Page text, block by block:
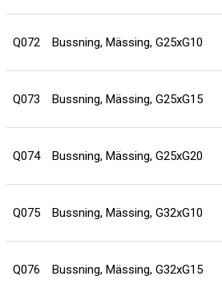
Q072 Bussning, Mässing, G25xG10
Q073 Bussning, Mässing, G25xG15
Q074 Bussning, Mässing, G25xG20
Q075 Bussning, Mässing, G32xG10
Q076 Bussning, Mässing, G32xG15